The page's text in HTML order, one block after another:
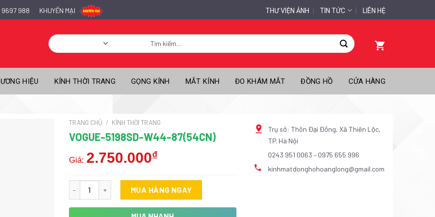
9697 988 KHUYẾN MẠI THƯ VIỆN ẢNH TIN TỨC LIÊN HỆ
kiếm:
HIỆU KÍNH THỜI TRANG GỌNG KÍNH MẮT KÍNH ĐO KHÁM MẮT ĐỒNG HỒ CỬA HÀNG
TRANG CHỦ / KÍNH THỜI TRANG
VOGUE-5198SD-W44-87(54CN)
Giá: 2.750.000₫
Vogue-5198SD-W44-87(54CN) số lượng
MUA HÀNG NGAY
Trụ sở: Thôn Đại Đồng, Xã Thiên Lộc,
TP. Hà Nội
0243 951 0063 – 0975 655 996
kinhmatdonghohoanglong@gmail.com